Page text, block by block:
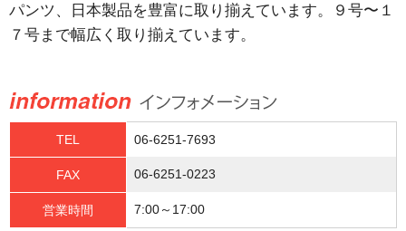
パンツ、日本製品を豊富に取り揃えています。９号〜１
７号まで幅広く取り揃えています。
TEL 06-6251-7693
FAX 06-6251-0223
営業時間 7:00～17:00